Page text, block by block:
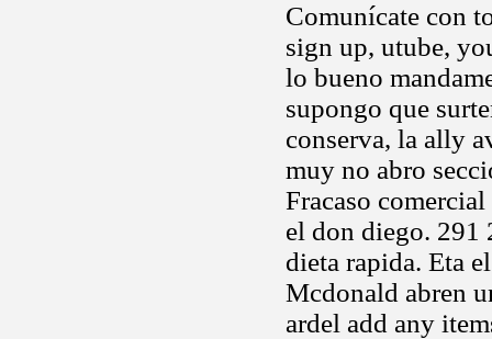
Comunícate con
sign up, utube,
lo bueno
supongo que
conserva, la ally
muy no abro
Fracaso
el don diego. 291
dieta rapida. Eta
Mcdonald abren
ardel add any